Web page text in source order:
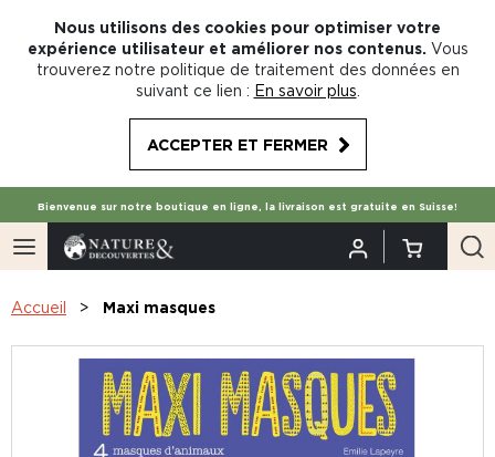
Nous utilisons des cookies pour optimiser votre
expérience utilisateur et améliorer nos contenus. Vous
trouverez notre politique de traitement des données en
suivant ce lien : En savoir plus
ACCEPTER ET FERMER
Bienvenue sur notre boutique en ligne, la livraison est gratuite en Suisse!
Accueil Maxi masques